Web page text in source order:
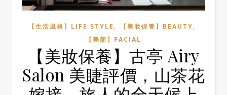
【生活風格】LIFE STYLE , 【美妝保養】BEAUTY,
【美顏】FACIAL
【美妝保養】古亭 Airy
Salon 美睫評價，山茶花